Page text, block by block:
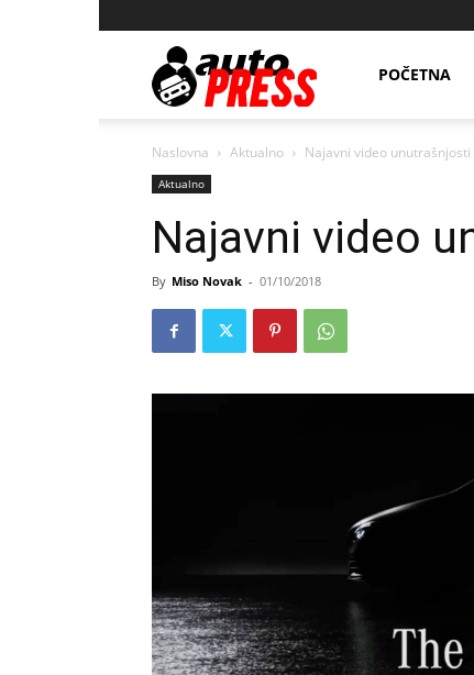
AutopressHRPOČETNA
Naslovna Aktualno Najavni video unutrašnjosti
Aktualno
Najavni video
By Miso Novak - 01/10/2018